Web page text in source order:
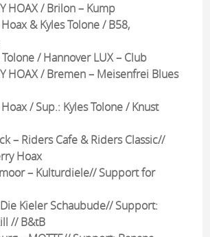
HOAX / Brilon – Kump
& Kyles Tolone / B58,
/ Hannover LUX – Club
HOAX / Bremen – Meisenfrei Blues
/ Sup.: Kyles Tolone / Knust
– Riders Cafe & Riders Classic//
Hoax
– Kulturdiele// Support for
Kieler Schaubude// Support:
// B&tB